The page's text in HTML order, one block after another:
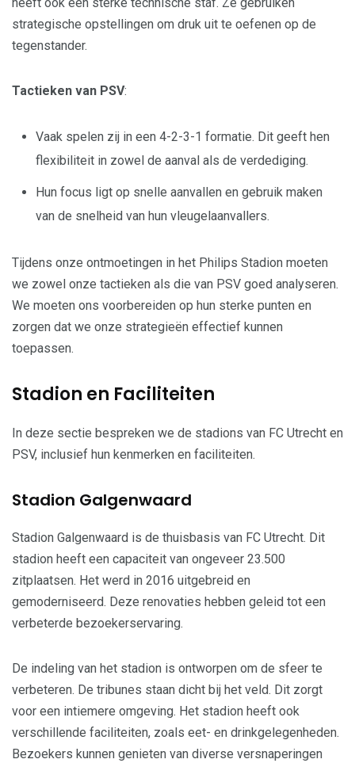
strategische opstellingen om druk uit te oefenen op de
tegenstander.
Tactieken van PSV:
Vaak spelen zij in een 4-2-3-1 formatie. Dit geeft hen
flexibiliteit in zowel de aanval als de verdediging.
Hun focus ligt op snelle aanvallen en gebruik maken
van de snelheid van hun vleugelaanvallers.
Tijdens onze ontmoetingen in het Philips Stadion moeten
we zowel onze tactieken als die van PSV goed analyseren.
We moeten ons voorbereiden op hun sterke punten en
zorgen dat we onze strategieën effectief kunnen
toepassen.
Stadion en Faciliteiten
In deze sectie bespreken we de stadions van FC Utrecht en
PSV, inclusief hun kenmerken en faciliteiten.
Stadion Galgenwaard
Stadion Galgenwaard is de thuisbasis van FC Utrecht. Dit
stadion heeft een capaciteit van ongeveer 23.500
zitplaatsen. Het werd in 2016 uitgebreid en
gemoderniseerd. Deze renovaties hebben geleid tot een
verbeterde bezoekerservaring.
De indeling van het stadion is ontworpen om de sfeer te
verbeteren. De tribunes staan dicht bij het veld. Dit zorgt
voor een intiemere omgeving. Het stadion heeft ook
verschillende faciliteiten, zoals eet- en drinkgelegenheden.
Bezoekers kunnen genieten van diverse versnaperingen